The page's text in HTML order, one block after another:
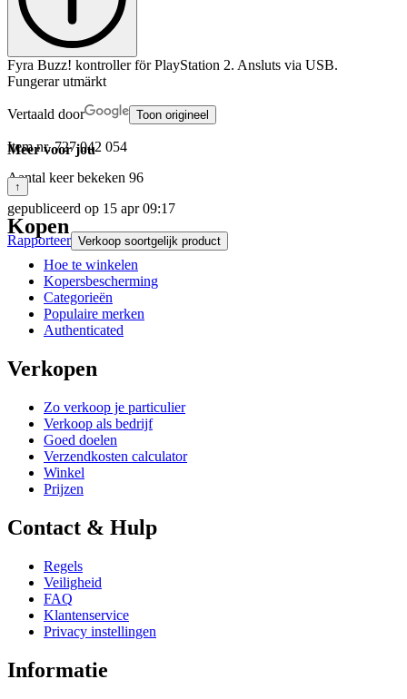
Fyra Buzz! kontroller för PlayStation 2. Ansluts via USB.
Fungerar utmärkt
Vertaald door Toon origineel
Item nr. 727 042 054
Aantal keer bekeken 96
gepubliceerd op 15 apr 09:17
Rapporteer Verkoop soortgelijk product
Meer voor jou
↑
Kopen
Hoe te winkelen
Kopersbescherming
Categorieën
Populaire merken
Authenticated
Verkopen
Zo verkoop je particulier
Verkoop als bedrijf
Goed doelen
Verzendkosten calculator
Winkel
Prijzen
Contact & Hulp
Regels
Veiligheid
FAQ
Klantenservice
Privacy instellingen
Informatie